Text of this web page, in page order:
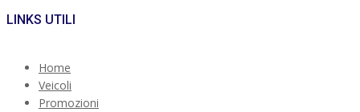
LINKS UTILI
Home
Veicoli
Promozioni